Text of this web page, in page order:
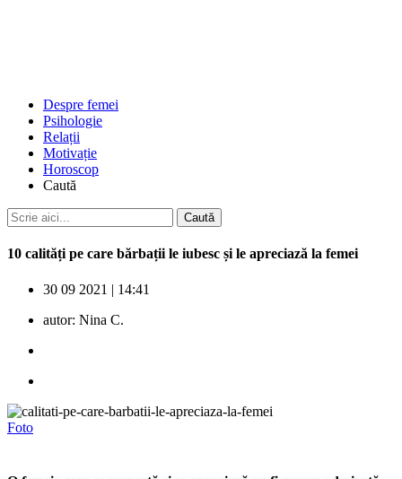
Despre femei
Psihologie
Relații
Motivație
Horoscop
Caută
10 calități pe care bărbații le iubesc și le apreciază la femei
30 09 2021 | 14:41
autor: Nina C.
Foto